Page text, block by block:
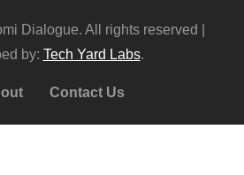
Dialogue. All rights reserved |
by: Tech Yard Labs.
Contact Us